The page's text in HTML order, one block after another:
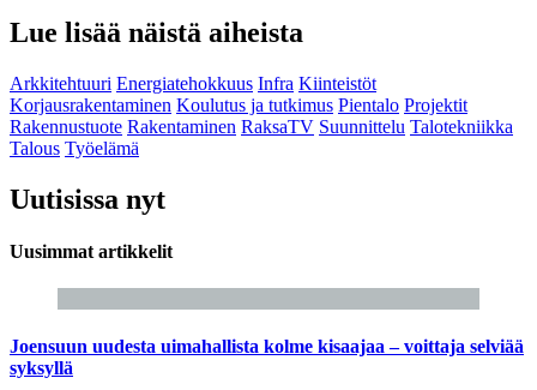
Lue lisää näistä aiheista
Arkkitehtuuri Energiatehokkuus Infra Kiinteistöt
Korjausrakentaminen Koulutus ja tutkimus Pientalo Projektit
Rakennustuote Rakentaminen RaksaTV Suunnittelu Talotekniikka
Talous Työelämä
Uutisissa nyt
Uusimmat artikkelit
Joensuun uudesta uimahallista kolme kisaajaa – voittaja selviää
syksyllä